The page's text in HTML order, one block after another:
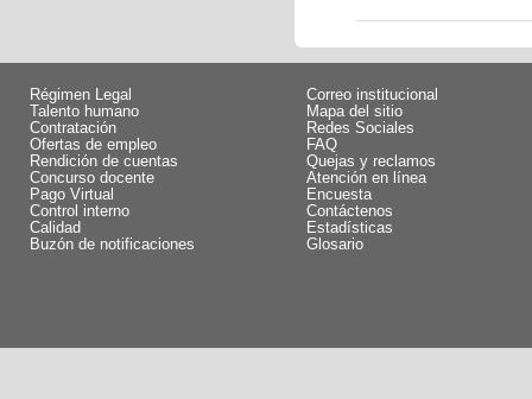
Régimen Legal
Talento humano
Contratación
Ofertas de empleo
Rendición de cuentas
Concurso docente
Pago Virtual
Control interno
Calidad
Buzón de notificaciones
Correo institucional
Mapa del sitio
Redes Sociales
FAQ
Quejas y reclamos
Atención en línea
Encuesta
Contáctenos
Estadísticas
Glosario